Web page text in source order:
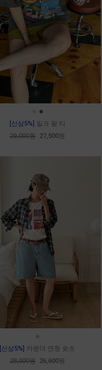
●
[신상5%] 밀크 팜 티
29,000원 27,500원
●
[신상5%] 카펜더 연청 숏츠
28,000원 26,600원